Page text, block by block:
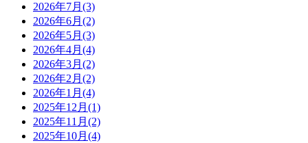
2026年7月(3)
2026年6月(2)
2026年5月(3)
2026年4月(4)
2026年3月(2)
2026年2月(2)
2026年1月(4)
2025年12月(1)
2025年11月(2)
2025年10月(4)